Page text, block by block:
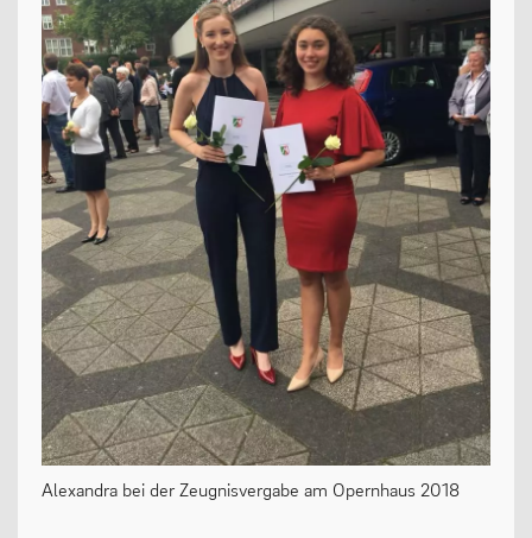
Beratung
Menschen und Werke des Monats
LERNEN
Fächer
Erprobungsstufe
Mittelstufe
Oberstufe
Wettbewerbe
Forschung
Alexandra bei der Zeugnisvergabe am Opernhaus 2018